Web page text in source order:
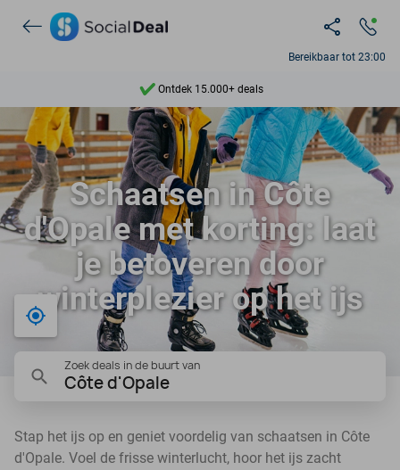
Bereikbaar tot 23:00
Ontdek 15.000+ deals
7 dagen per week beschikbaar
10+ miljoen leden
9,4
Ontdek 15.000+ deals
Schaatsen in Côte
d'Opale met korting: laat
je betoveren door
winterplezier op het ijs
Bij mij in de buurt
Zoek deals in de buurt van
Côte d'Opale
Stap het ijs op en geniet voordelig van schaatsen in Côte
d'Opale. Voel de frisse winterlucht, hoor het ijs zacht